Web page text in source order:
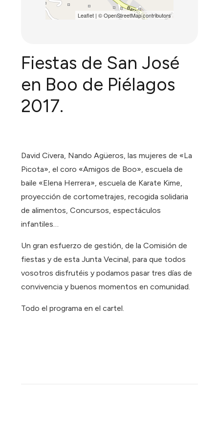
Leaflet| ©OpenStreetMapcontributors
Fiestas de San José
en Boo de Piélagos
2017.
David Civera, Nando Agüeros, las mujeres de «La
Picota», el coro «Amigos de Boo», escuela de
baile «Elena Herrera», escuela de Karate Kime,
proyección de cortometrajes, recogida solidaria
de alimentos, Concursos, espectáculos
infantiles…
Un gran esfuerzo de gestión, de la Comisión de
fiestas y de esta Junta Vecinal, para que todos
vosotros disfrutéis y podamos pasar tres días de
convivencia y buenos momentos en comunidad.
Todo el programa en el cartel.